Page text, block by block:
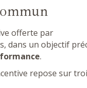
offerte par
dans un objectif
.
repose sur